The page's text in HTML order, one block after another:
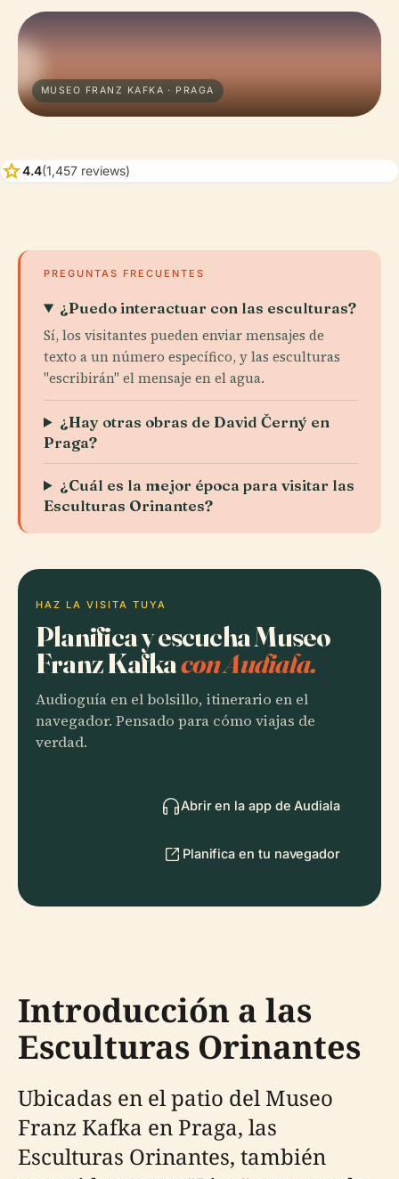
MUSEO FRANZ KAFKA · PRAGA
star4.4(1,457 reviews)
PREGUNTAS FRECUENTES
¿Puedo interactuar con las esculturas?
Sí, los visitantes pueden enviar mensajes de
texto a un número específico, y las esculturas
"escribirán" el mensaje en el agua.
¿Hay otras obras de David Černý en
Praga?
¿Cuál es la mejor época para visitar las
Esculturas Orinantes?
HAZ LA VISITA TUYA
Planifica y escucha Museo
Franz Kafkacon Audiala.
Audioguía en el bolsillo, itinerario en el
navegador. Pensado para cómo viajas de
verdad.
Abrir en la app de Audiala
Planifica en tu navegador
Introducción a las
Esculturas Orinantes
Ubicadas en el patio del Museo
Franz Kafka en Praga, las
Esculturas Orinantes, también